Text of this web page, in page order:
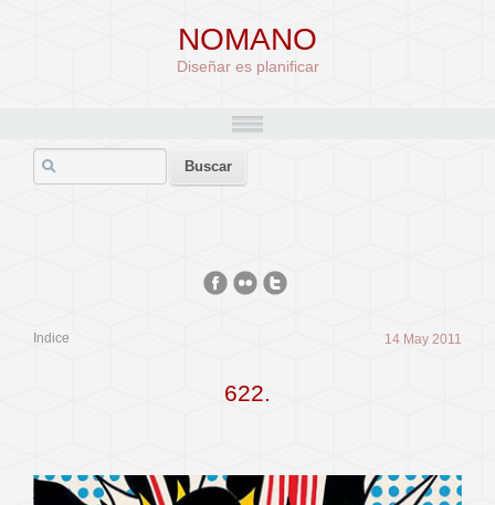
NOMANO
Diseñar es planificar
Indice 14 May 2011
622.